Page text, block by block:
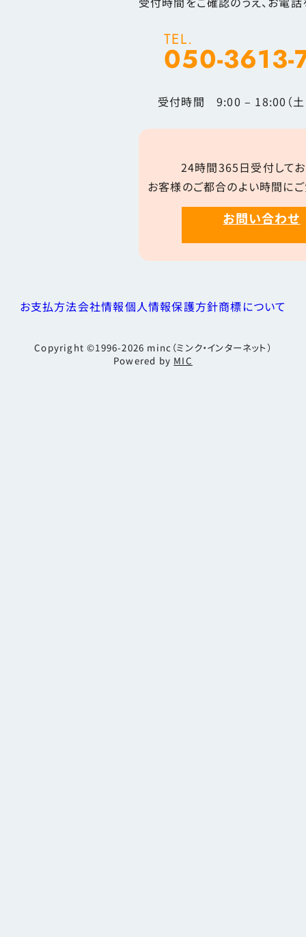
TEL.
050-3613-
受付時間 9:00 – 18:00（土
24時間365日受付してお
お客様のご都合のよい時間にご
お問い合わせ
お支払方法会社情報個人情報保護方針商標について
Copyright ©1996-2026 minc（ミンク・インターネット）
Powered by MIC